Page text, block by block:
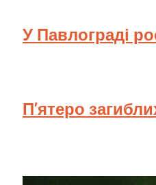
У Павлограді
П’ятеро